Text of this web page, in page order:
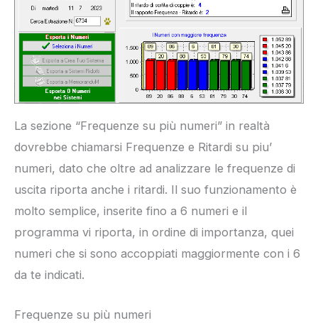
La sezione “Frequenze su più numeri” in realtà
dovrebbe chiamarsi Frequenze e Ritardi su piu’
numeri, dato che oltre ad analizzare le frequenze di
uscita riporta anche i ritardi. Il suo funzionamento è
molto semplice, inserite fino a 6 numeri e il
programma vi riporta, in ordine di importanza, quei
numeri che si sono accoppiati maggiormente con i 6
da te indicati.
Frequenze su più numeri